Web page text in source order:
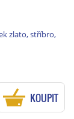
zlato, stříbro,
KOUPIT